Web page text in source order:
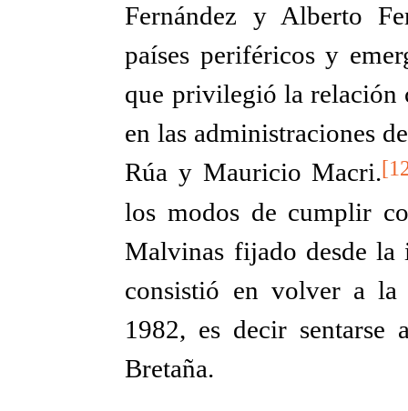
Fernández y Alberto
países periféricos y
que privilegió la relación
en las administraciones
Rúa y Mauricio Macri.
los modos de cumplir
Malvinas fijado desde la
consistió en volver a
1982, es decir sentarse
Bretaña.